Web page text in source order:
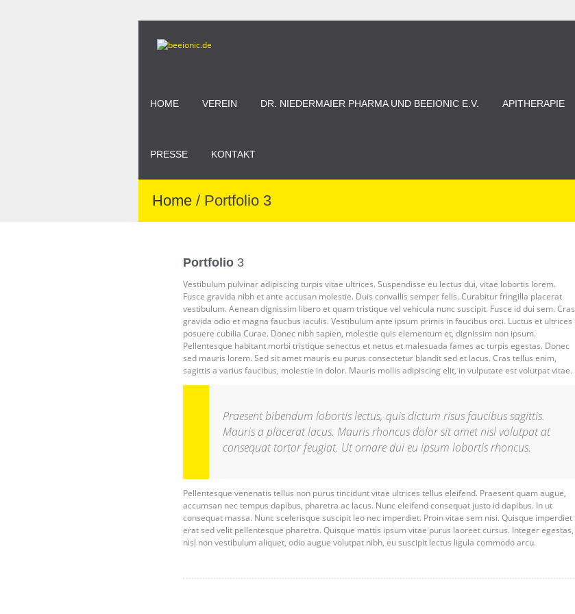
HOME VEREIN DR. NIEDERMAIER PHARMA UND BEEIONIC E.V. APITHERAPIE
PRESSE KONTAKT
Home / Portfolio 3
Portfolio 3
Vestibulum pulvinar adipiscing turpis vitae ultrices. Suspendisse eu lectus dui, vitae lobortis lorem.
Fusce gravida nibh et ante accusan molestie. Duis convallis semper felis. Curabitur fringilla placerat
vestibulum. Aenean dignissim libero et quam tristique vel vehicula nunc suscipit. Fusce id dui sem. Cras
gravida odio et magna faucbus iaculis. Vestibulum ante ipsum primis in faucibus orci. Luctus et ultrices
posuere cubilia Curae. Donec nibh sapien, molestie quis elementum et, dignissim non ipsum.
Pellentesque habitant morbi tristique senectus et netus et malesuada fames ac turpis egestas. Donec
sed mauris lorem. Sed sit amet mauris eu purus consectetur blandit sed et lacus. Cras tellus enim,
sagittis a varius faucibus, molestie in dolor. Mauris mollis adipiscing elit, in vulputate est volutpat vitae.
Praesent bibendum lobortis lectus, quis dictum risus faucibus sagittis.
Mauris a placerat lacus. Mauris rhoncus dolor sit amet nisl volutpat at
consequat tortor feugiat. Ut ornare dui eu ipsum lobortis rhoncus.
Pellentesque venenatis tellus non purus tincidunt vitae ultrices tellus eleifend. Praesent quam augue,
accumsan nec tempus dapibus, pharetra ac lacus. Nunc eleifend consequat justo id dapibus. In ut
consequat massa. Nunc scelerisque suscipit leo nec imperdiet. Proin vitae sem nisi. Quisque imperdiet
erat sed velit pellentesque pharetra. Quisque mattis ipsum vitae purus laoreet cursus. Integer egestas,
nisl non vestibulum aliquet, odio augue volutpat nibh, eu suscipit lectus ligula commodo arcu.